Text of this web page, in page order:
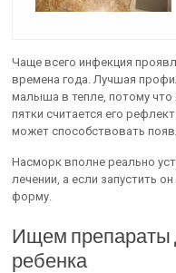
Чаще всего инфекция
времена года. Лучшая
малыша в тепле, потому что
пятки считается его
может способствовать
Насморк вполне реально
лечении, а если запустить
форму.
Ищем препараты
ребенка